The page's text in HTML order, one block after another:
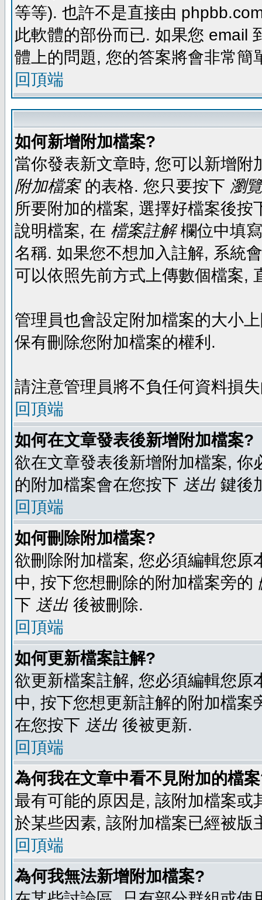
等等). 也許不是直接由
此軟體的部份而已. 如果您 email
體上的問題, 您的答案將會非常簡
回頂端
如何新增附加檔案?
當你發表新文章時, 您可以新增
附加檔案的表格. 您只要按下 瀏
所要附加的檔案, 選擇好檔案後
說明檔案, 在 檔案註解欄位中填
名稱. 如果您不想加入註解, 系統
可以依照先前方式上傳數個檔案,
管理員也會設定附加檔案的大小
保有刪除您附加檔案的權利.
請注意管理員將不負任何資料損
回頂端
如何在文章發表後新增附加檔案?
欲在文章發表後新增附加檔案,
的附加檔案會在您按下 送出 鍵後
回頂端
如何刪除附加檔案?
欲刪除附加檔案, 您必須編輯您
中, 按下您想刪除的附加檔案旁的
下 送出 後被刪除.
回頂端
如何更新檔案註解?
欲更新檔案註解, 您必須編輯您
中, 按下您想更新註解的附加檔案
在您按下 送出 後被更新.
回頂端
為何我在文章中看不見附加的檔
最有可能的原因是, 該附加檔案
於某些因素, 該附加檔案已經被版
回頂端
為何我無法新增附加檔案?